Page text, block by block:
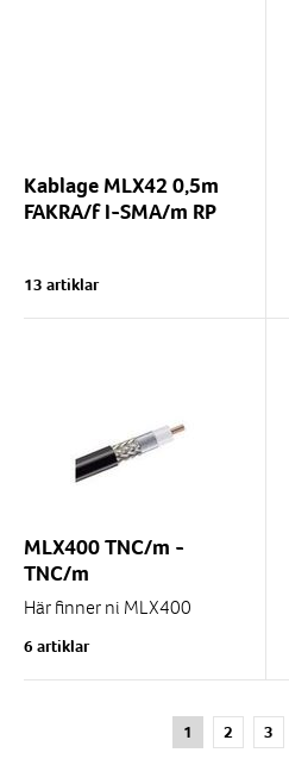
Kablage MLX42 0,5m
FAKRA/f I-SMA/m RP
13 artiklar
MLX400 TNC/m -
TNC/m
Här finner ni MLX400
längder.
GPS/GNSS repeaters.
6 artiklar
1 2 3